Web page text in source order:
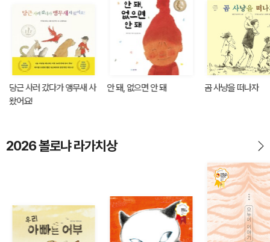
당근 사러 갔다가 앵무새 사
왔어요!
안 돼, 없으면 안 돼 곰 사냥을 떠나자
2026 볼로냐 라가치상